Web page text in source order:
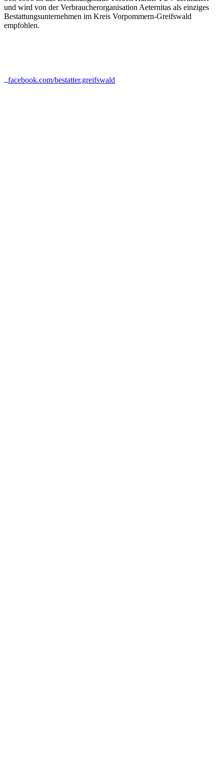
und wird von der Verbraucherorganisation Aeternitas als einziges
Bestattungsunternehmen im Kreis Vorpommern-Greifswald
empfohlen.
facebook.com/bestatter.greifswald